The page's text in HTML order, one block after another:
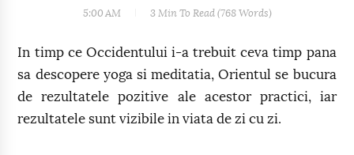
5:00 AM 3 MinTo Read (768Words)
In timp ce Occidentului i-a trebuit ceva timp pana
sa descopere yoga si meditatia, Orientul se bucura
de rezultatele pozitive ale acestor practici, iar
rezultatele sunt vizibile in viata de zi cu zi.